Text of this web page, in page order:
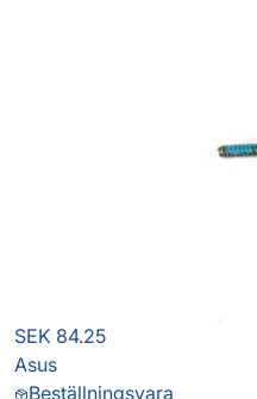
SEK 84.25
Asus
Beställningsvara